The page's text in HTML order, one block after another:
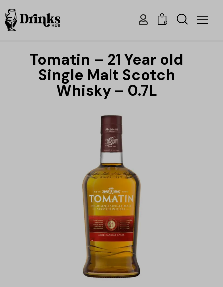
0
Tomatin – 21 Year old
Single Malt Scotch
Whisky – 0.7L